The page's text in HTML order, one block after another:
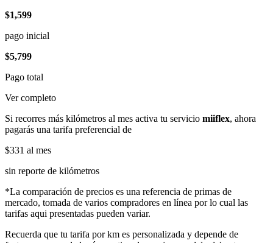
$1,599
pago inicial
$5,799
Pago total
Ver completo
Si recorres más kilómetros al mes activa tu servicio miiflex, ahora
pagarás una tarifa preferencial de
$331 al mes
sin reporte de kilómetros
*La comparación de precios es una referencia de primas de
mercado, tomada de varios compradores en línea por lo cual las
tarifas aqui presentadas pueden variar.
Recuerda que tu tarifa por km es personalizada y depende de